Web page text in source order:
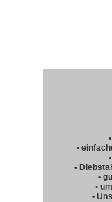
•
•
•
•
•